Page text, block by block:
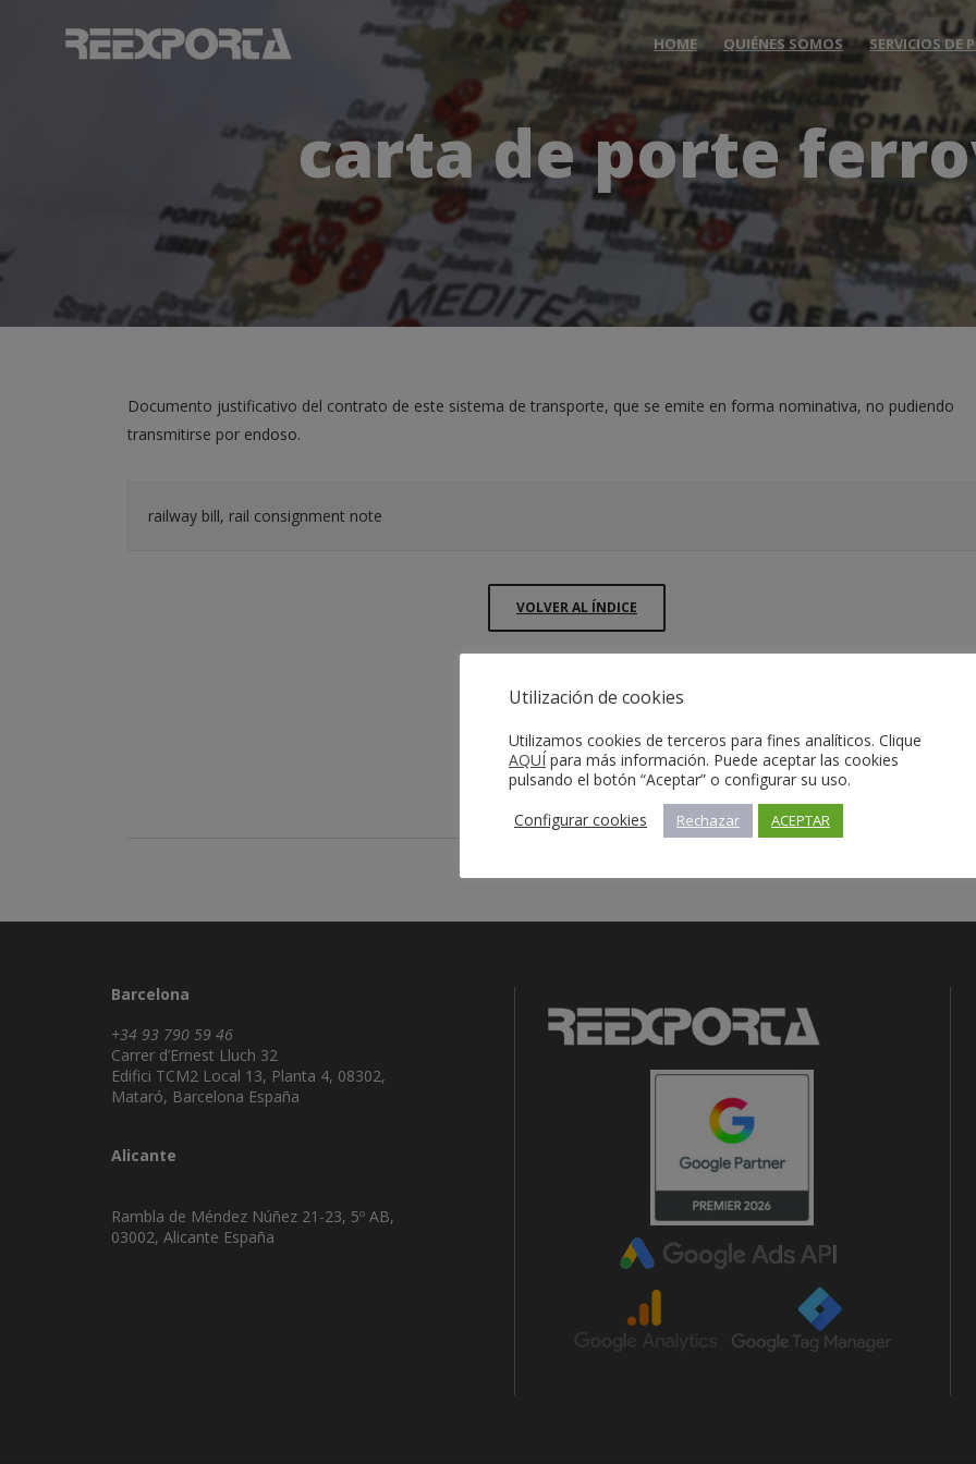
HOME QUIÉNES SOMOS SERVICIOS DE
carta de porte
Documento justificativo del contrato de este sistema de transporte, que se emite en forma nominativa, no pudiendo
transmitirse por endoso.
railway bill, rail consignment note
VOLVER AL ÍNDICE
Barcelona
+34 93 790 59 46
Carrer d’Ernest Lluch 32
Edifici TCM2 Local 13, Planta 4, 08302,
Mataró, Barcelona España
Alicante
Rambla de Méndez Núñez 21-23, 5º AB,
03002, Alicante España
Utilización de cookies
Utilizamos cookies de terceros para fines analíticos. Clique
AQUÍ para más información. Puede aceptar las cookies
pulsando el botón “Aceptar” o configurar su uso.
Configurar cookies
Rechazar ACEPTAR